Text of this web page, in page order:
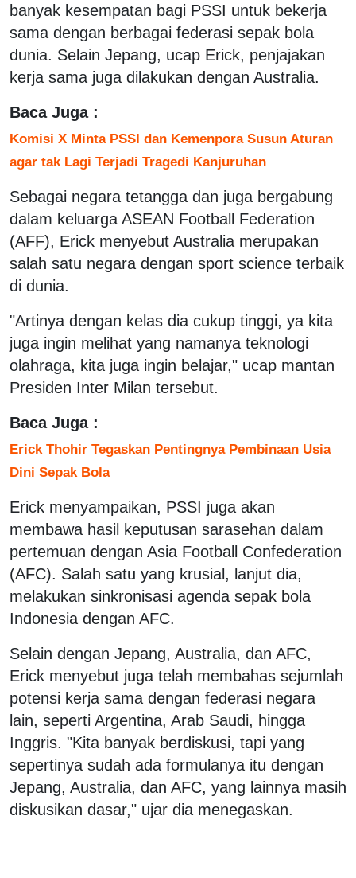
banyak kesempatan bagi PSSI untuk bekerja
sama dengan berbagai federasi sepak bola
dunia. Selain Jepang, ucap Erick, penjajakan
kerja sama juga dilakukan dengan Australia.
Baca Juga :
Komisi X Minta PSSI dan Kemenpora Susun Aturan
agar tak Lagi Terjadi Tragedi Kanjuruhan
Sebagai negara tetangga dan juga bergabung
dalam keluarga ASEAN Football Federation
(AFF), Erick menyebut Australia merupakan
salah satu negara dengan sport science terbaik
di dunia.
"Artinya dengan kelas dia cukup tinggi, ya kita
juga ingin melihat yang namanya teknologi
olahraga, kita juga ingin belajar," ucap mantan
Presiden Inter Milan tersebut.
Baca Juga :
Erick Thohir Tegaskan Pentingnya Pembinaan Usia
Dini Sepak Bola
Erick menyampaikan, PSSI juga akan
membawa hasil keputusan sarasehan dalam
pertemuan dengan Asia Football Confederation
(AFC). Salah satu yang krusial, lanjut dia,
melakukan sinkronisasi agenda sepak bola
Indonesia dengan AFC.
Selain dengan Jepang, Australia, dan AFC,
Erick menyebut juga telah membahas sejumlah
potensi kerja sama dengan federasi negara
lain, seperti Argentina, Arab Saudi, hingga
Inggris. "Kita banyak berdiskusi, tapi yang
sepertinya sudah ada formulanya itu dengan
Jepang, Australia, dan AFC, yang lainnya masih
diskusikan dasar," ujar dia menegaskan.